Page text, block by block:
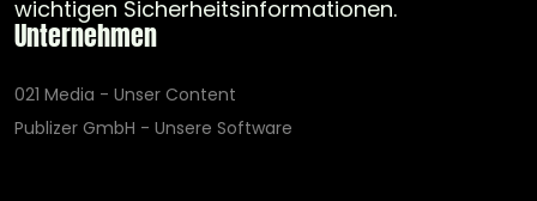
wichtigen Sicherheitsinformationen.
Unternehmen
021 Media - Unser Content
Publizer GmbH - Unsere Software